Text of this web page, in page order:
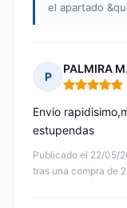
el apartado
P
PALMIRA M.
Nota: 5 de 5
Publicado el 22/05/
tras una compra de
Envio
estupendas